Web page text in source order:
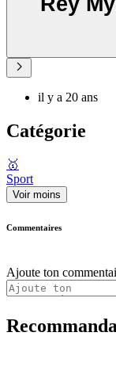
il y a 20 ans
Catégorie
🥇
Sport
Voir moins
Commentaires
Ajoute ton